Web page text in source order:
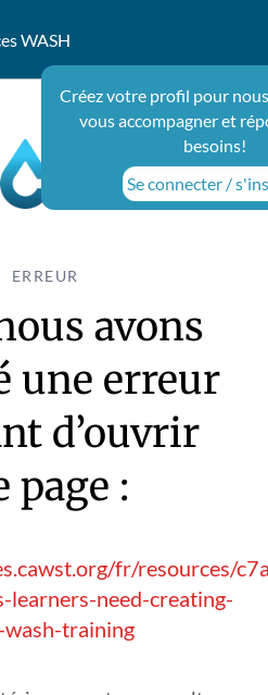
WASH
Créez votre profil pour
vous accompagner et
besoins!
Se connecter /
ERREUR
avons
une erreur
d’ouvrir
page :
fr/resources/
need-creating-
training